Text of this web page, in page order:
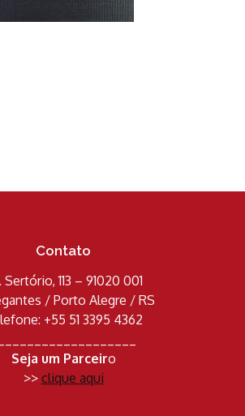
Contato
Sertório, 113 – 91020 001
/ Porto Alegre / RS
+55 51 3395 4362
Seja um Parceiro
>> clique aqui